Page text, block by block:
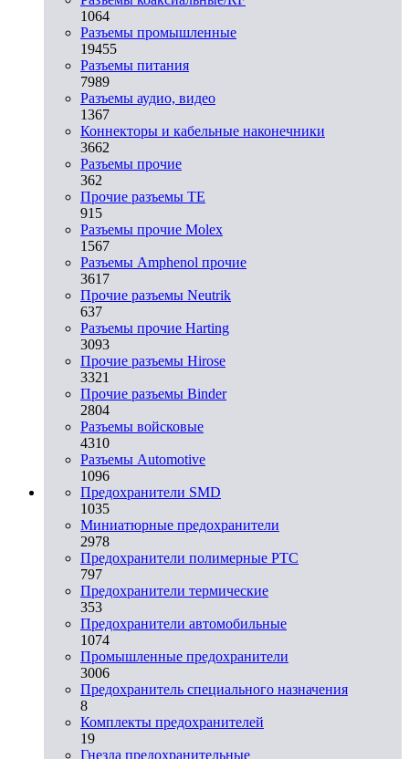
1064
Разъeмы промышленные
19455
Разъeмы питания
7989
Разъeмы аудио, видео
1367
Коннекторы и кабельные наконечники
3662
Разъeмы прочие
362
Прочие разъемы TE
915
Разъемы прочие Molex
1567
Разъемы Amphenol прочие
3617
Прочие разъемы Neutrik
637
Разъемы прочие Harting
3093
Прочие разъемы Hirose
3321
Прочие разъемы Binder
2804
Разъемы войсковые
4310
Разъeмы Automotive
1096
Предохранители SMD
1035
Миниатюрные предохранители
2978
Предохранители полимерные PTC
797
Предохранители термические
353
Предохранители автомобильные
1074
Промышленные предохранители
3006
Предохранитель специального назначения
8
Комплекты предохранителей
19
Гнезда предохранительные